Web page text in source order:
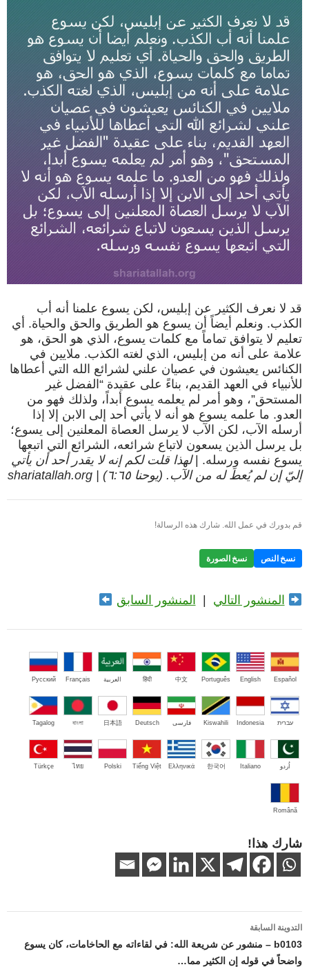
قد لا نعرف الكثير عن إبليس، لكن يسوع علمنا أنه أب
الكذب. ونعلم أيضاً أن يسوع هو الطريق والحق والحياة. أي
تعليم لا يتوافق تماماً مع كلمات يسوع، الذي هو الحق، هو
علامة على أنه من إبليس، الذي لغته الكذب. ملايين في
الكنائس يعيشون في عصيان علني لشرائع الله التي أعطاها
للأنبياء في العهد القديم، بناءً على عقيدة “الفضل غير
المستحق”، وهو أمر لم يعلمه يسوع أبداً، ولذلك فهو من
العدو. ما علمه يسوع هو أنه لا يأتي أحد إلى الابن إلا إذا
أرسله الآب، لكن الآب لا يرسل العصاة المعلنين إلى يسوع؛
بل يرسل الذين يسعون لاتباع شرائعه، الشرائع التي اتبعها
يسوع نفسه ورسله. |لهذا قلت لكم إنه لا يقدر أحد أن يأتي
إليّ إن لم يُعطَ له من الآب. (يوحنا ٦:٦٥) | shariatallah.org
قم بدورك في عمل الله. شارك هذه الرسالة!
نسخ النص نسخ الصورة
المنشور التالي المنشور السابق
Español
English
Português
中文
हिंदी العربية Français
Русский
עברית Indonesia
Kiswahili فارسی Deutsch
日本語
বাংলা
Tagalog
اُردو Italiano
한국어
Ελληνικά
Tiếng Việt
Polski
ไทย
Türkçe
Română
شارك هذا!
تصفّح
المقالات
التدوينة السابقة
b0103 – منشور عن شريعة الله: في لقاءاته مع الحاخامات، كان يسوع
واضحاً في قوله إن الكثير مما…